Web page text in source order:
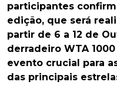
participantes
edição, que será
partir de 6 a 12 de
derradeiro WTA
evento crucial para
das principais